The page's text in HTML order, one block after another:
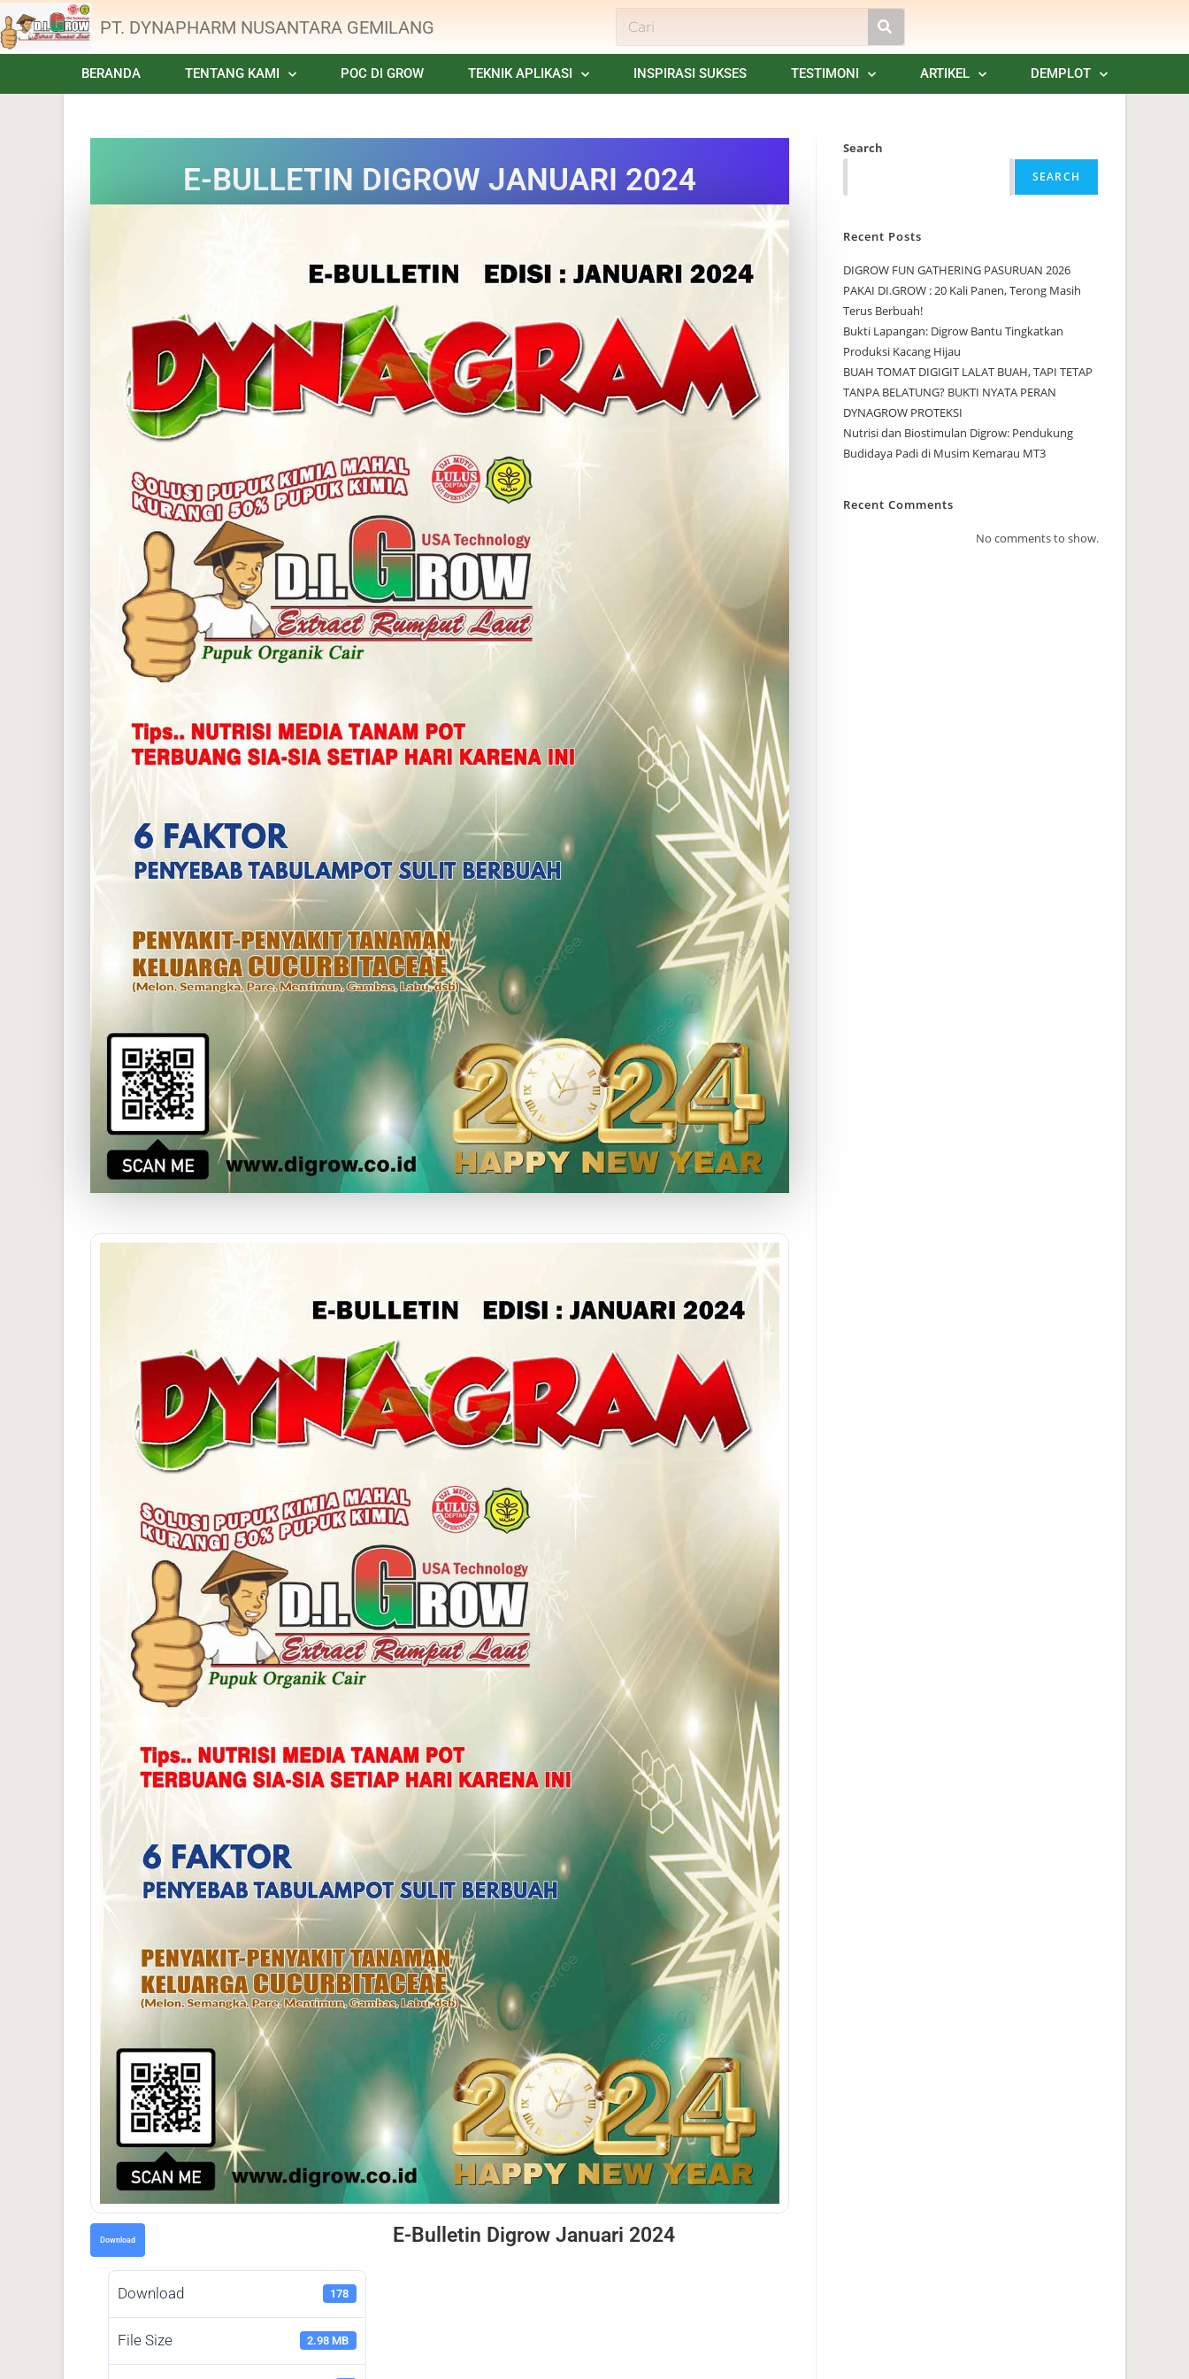
PT. DYNAPHARM NUSANTARA GEMILANG
BERANDA TENTANG KAMI POC DI GROW TEKNIK APLIKASI INSPIRASI SUKSES TESTIMONI ARTIKEL DEMPLOT
E-BULLETIN DIGROW JANUARI 2024
Download
Download 178
File Size 2.98 MB
E-Bulletin Digrow Januari 2024
Search
SEARCH
Recent Posts
DIGROW FUN GATHERING PASURUAN 2026
PAKAI DI.GROW : 20 Kali Panen, Terong Masih
Terus Berbuah!
Bukti Lapangan: Digrow Bantu Tingkatkan
Produksi Kacang Hijau
BUAH TOMAT DIGIGIT LALAT BUAH, TAPI TETAP
TANPA BELATUNG? BUKTI NYATA PERAN
DYNAGROW PROTEKSI
Nutrisi dan Biostimulan Digrow: Pendukung
Budidaya Padi di Musim Kemarau MT3
Recent Comments
No comments to show.